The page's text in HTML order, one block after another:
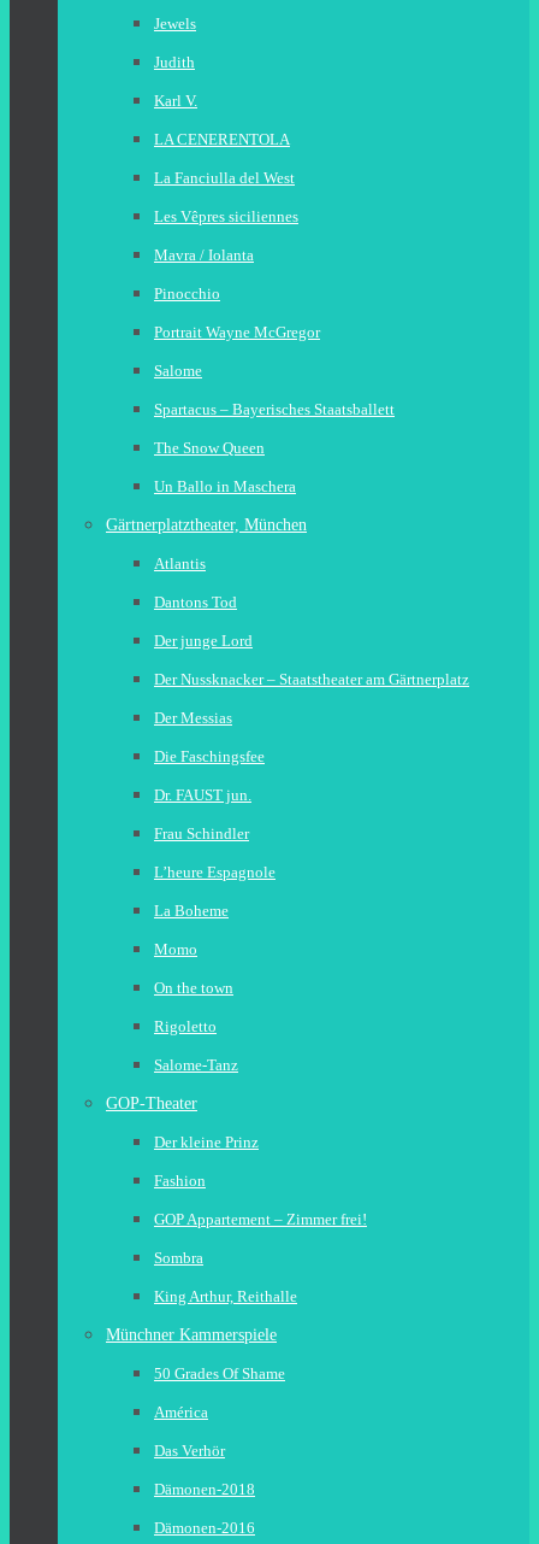
Jewels
Judith
Karl V.
LA CENERENTOLA
La Fanciulla del West
Les Vêpres siciliennes
Mavra / Iolanta
Pinocchio
Portrait Wayne McGregor
Salome
Spartacus – Bayerisches Staatsballett
The Snow Queen
Un Ballo in Maschera
Gärtnerplatztheater, München
Atlantis
Dantons Tod
Der junge Lord
Der Nussknacker – Staatstheater am Gärtnerplatz
Der Messias
Die Faschingsfee
Dr. FAUST jun.
Frau Schindler
L’heure Espagnole
La Boheme
Momo
On the town
Rigoletto
Salome-Tanz
GOP-Theater
Der kleine Prinz
Fashion
GOP Appartement – Zimmer frei!
Sombra
King Arthur, Reithalle
Münchner Kammerspiele
50 Grades Of Shame
América
Das Verhör
Dämonen-2018
Dämonen-2016